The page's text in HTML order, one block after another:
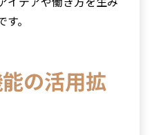
。
の活用拡